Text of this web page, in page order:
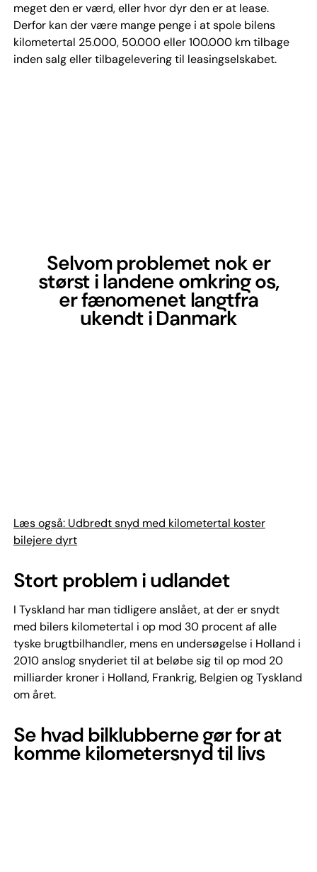
meget den er værd, eller hvor dyr den er at lease.
Derfor kan der være mange penge i at spole bilens
kilometertal 25.000, 50.000 eller 100.000 km tilbage
inden salg eller tilbagelevering til leasingselskabet.
Selvom problemet nok er
størst i landene omkring os,
er fænomenet langtfra
ukendt i Danmark
Læs også: Udbredt snyd med kilometertal koster
bilejere dyrt
Stort problem i udlandet
I Tyskland har man tidligere anslået, at der er snydt
med bilers kilometertal i op mod 30 procent af alle
tyske brugtbilhandler, mens en undersøgelse i Holland i
2010 anslog snyderiet til at beløbe sig til op mod 20
milliarder kroner i Holland, Frankrig, Belgien og Tyskland
om året.
Se hvad bilklubberne gør for at
komme kilometersnyd til livs